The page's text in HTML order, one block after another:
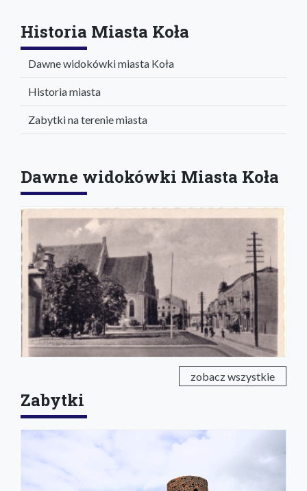
Historia Miasta Koła
Dawne widokówki miasta Koła
Historia miasta
Zabytki na terenie miasta
Dawne widokówki Miasta Koła
zobacz wszystkie
Zabytki